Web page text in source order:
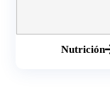
Nutrición